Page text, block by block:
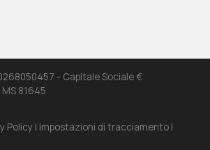
- Capitale Sociale €
81645
Policy | Impostazioni di tracciamento |